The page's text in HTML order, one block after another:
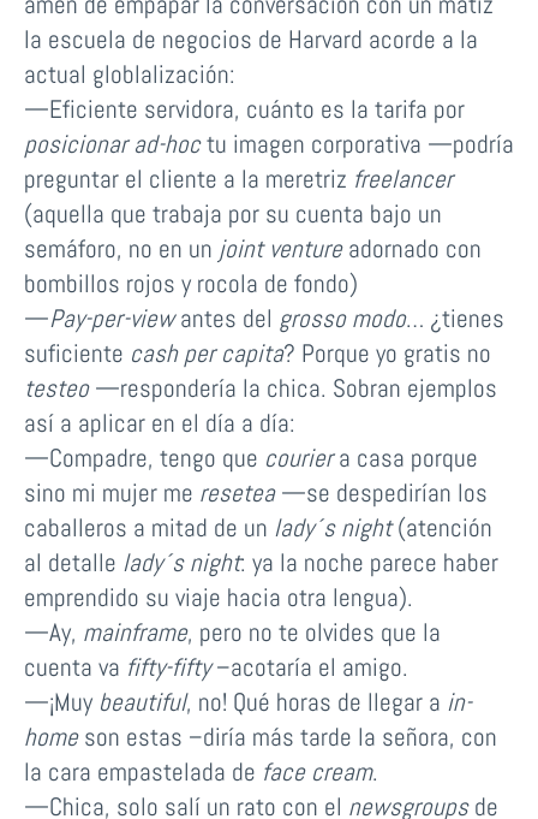
la escuela de negocios de Harvard acorde a la
actual globlalización:
—Eficiente servidora, cuánto es la tarifa por
posicionar ad-hoctu imagen corporativa —podría
preguntar el cliente a la meretriz freelancer
(aquella que trabaja por su cuenta bajo un
semáforo, no en un joint ventureadornado con
bombillos rojos y rocola de fondo)
—Pay-per-viewantes del grosso modo… ¿tienes
suficiente cash per capita? Porque yo gratis no
testeo—respondería la chica. Sobran ejemplos
así a aplicar en el día a día:
—Compadre, tengo que couriera casa porque
sino mi mujer me resetea—se despedirían los
caballeros a mitad de un lady´s night(atención
al detalle lady´s night: ya la noche parece haber
emprendido su viaje hacia otra lengua).
—Ay, mainframe, pero no te olvides que la
cuenta va fifty-fifty–acotaría el amigo.
—¡Muy beautiful, no! Qué horas de llegar a in-
homeson estas –diría más tarde la señora, con
la cara empastelada de face cream.
—Chica, solo salí un rato con el newsgroupsde